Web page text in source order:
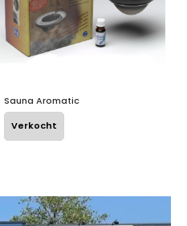
Sauna Aromatic
Verkocht